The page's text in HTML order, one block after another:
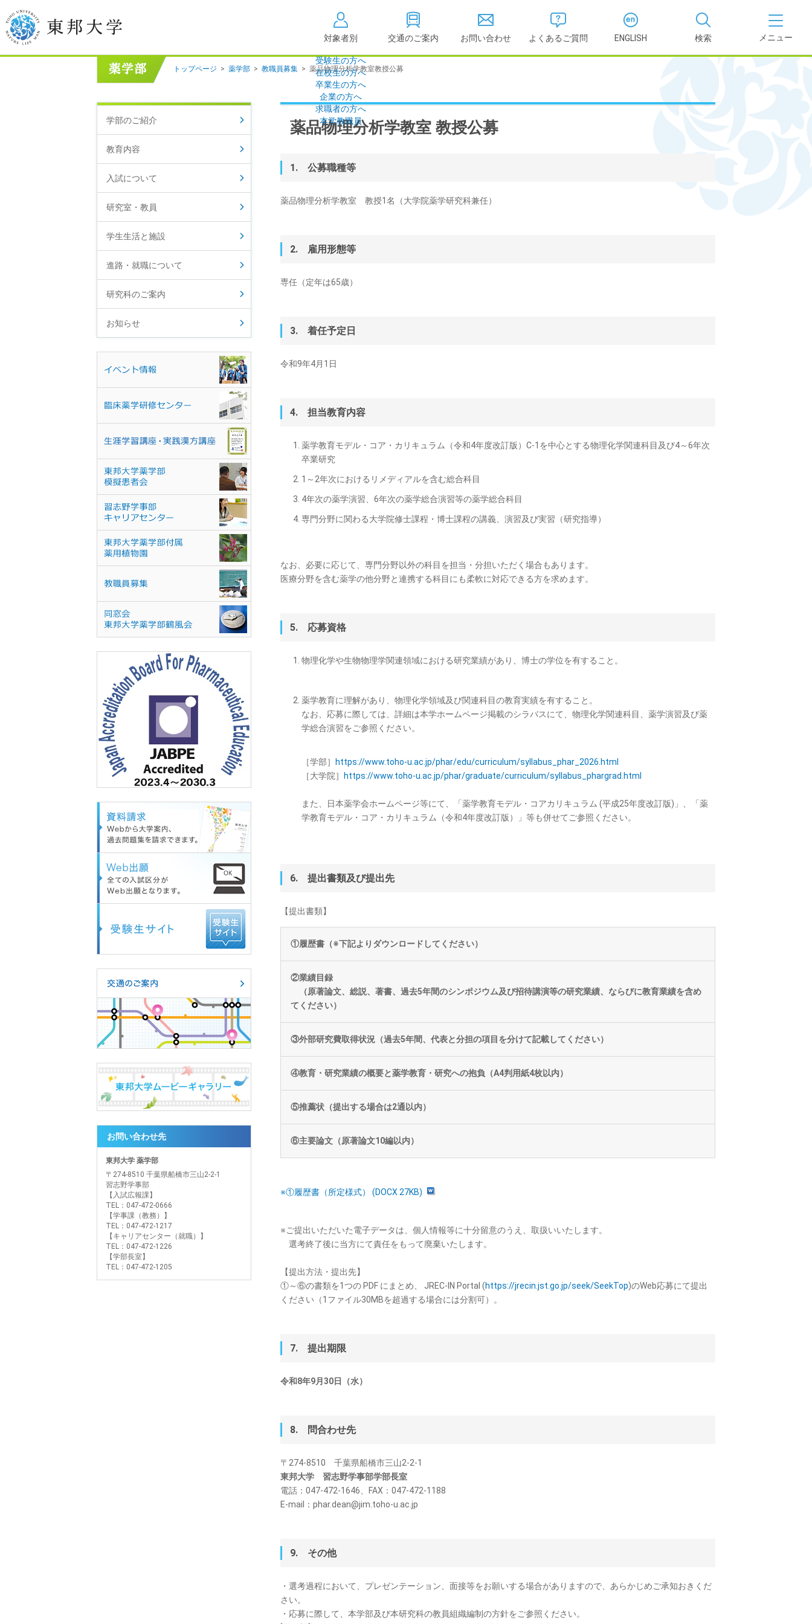
対象者別
受験生の方へ
在校生の方へ
卒業生の方へ
企業の方へ
求職者の方へ
本学教職員
交通のご案内 お問い合わせ よくあるご質問 ENGLISH 検索
学長挨拶
建学の精神/教育の理念
校歌
東邦大学学則・
大学院規程
学位授与数
大学情報の公開
情報公開
教学に関する情報
点検・評価
社会貢献等
キャンパス敷地建物面
設置計画履行状況報告書
個人情報の取り扱い
薬学部
トップページ > 薬学部 > 教職員募集 > 薬品物理分析学教室教授公募
薬品物理分析学教室 教授公募
1. 公募職種等
薬品物理分析学教室 教授1名（大学院薬学研究科兼任）
2. 雇用形態等
専任（定年は65歳）
3. 着任予定日
令和9年4月1日
4. 担当教育内容
薬学教育モデル・コア・カリキュラム（令和4年度改訂版）C-1を中心とする物理化学関連科目及び4～6年次
卒業研究
1～2年次におけるリメディアルを含む総合科目
4年次の薬学演習、6年次の薬学総合演習等の薬学総合科目
専門分野に関わる大学院修士課程・博士課程の講義、演習及び実習（研究指導）
なお、必要に応じて、専門分野以外の科目を担当・分担いただく場合もあります。
医療分野を含む薬学の他分野と連携する科目にも柔軟に対応できる方を求めます。
5. 応募資格
物理化学や生物物理学関連領域における研究業績があり、博士の学位を有すること。
薬学教育に理解があり、物理化学領域及び関連科目の教育実績を有すること。
なお、応募に際しては、詳細は本学ホームページ掲載のシラバスにて、物理化学関連科目、薬学演習及び薬
学総合演習をご参照ください。
［学部］
https://www.toho-u.ac.jp/phar/edu/curriculum/syllabus_phar_2026.html
［大学院］
https://www.toho-u.ac.jp/phar/graduate/curriculum/syllabus_phargrad.html
また、日本薬学会ホームページ等にて、「薬学教育モデル・コアカリキュラム (平成25年度改訂版)」、「薬
学教育モデル・コア・カリキュラム（令和4年度改訂版）」等も併せてご参照ください。
6. 提出書類及び提出先
【提出書類】
①履歴書（※下記よりダウンロードしてください）
②業績目録
（原著論文、総説、著書、過去5年間のシンポジウム及び招待講演等の研究業績、ならびに教育業績を含め
てください）
③外部研究費取得状況（過去5年間、代表と分担の項目を分けて記載してください）
④教育・研究業績の概要と薬学教育・研究への抱負（A4判用紙4枚以内）
⑤推薦状（提出する場合は2通以内）
⑥主要論文（原著論文10編以内）
※①履歴書（所定様式） (DOCX 27KB)
※ご提出いただいた電子データは、個人情報等に十分留意のうえ、取扱いいたします。
選考終了後に当方にて責任をもって廃棄いたします。
【提出方法・提出先】
①～⑥の書類を1つの PDF にまとめ、 JREC-IN Portal (https://jrecin.jst.go.jp/seek/SeekTop)のWeb応募にて提出
ください（1ファイル30MBを超過する場合には分割可）。
7. 提出期限
令和8年9月30日（水）
8. 問合わせ先
〒274-8510 千葉県船橋市三山2-2-1
東邦大学 習志野学事部学部長室
電話：047-472-1646、FAX：047-472-1188
E-mail：phar.dean@jim.toho-u.ac.jp
9. その他
・選考過程において、プレゼンテーション、面接等をお願いする場合がありますので、あらかじめご承知おきくだ
さい。
・応募に際して、本学部及び本研究科の教員組織編制の方針をご参照ください。
学部のご紹介
教育内容
入試について
研究室・教員
学生生活と施設
進路・就職について
研究科のご案内
お知らせ
お問い合わせ先
東邦大学 薬学部
〒274-8510 千葉県船橋市三山2-2-1
習志野学事部
【入試広報課】
TEL：047-472-0666
【学事課（教務）】
TEL：047-472-1217
【キャリアセンター（就職）】
TEL：047-472-1226
【学部長室】
TEL：047-472-1205